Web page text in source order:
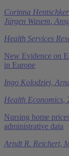
Corinna Hentschker
Jürgen Wasem,
Health Services
New Evidence on
in Europe
Ingo Kolodziej,
Health Economics,
Nursing home
administrative data
Arndt R. Reichert,